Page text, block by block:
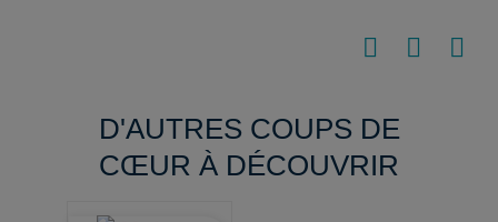
D'AUTRES COUPS DE
CŒUR À DÉCOUVRIR